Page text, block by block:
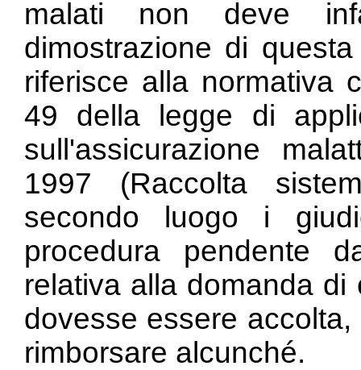
malati non deve
dimostrazione di
riferisce alla normativa
49 della legge di
sull'assicurazione
1997 (Raccolta
secondo luogo i
procedura pendente
relativa alla domanda
dovesse essere
rimborsare alcunché.